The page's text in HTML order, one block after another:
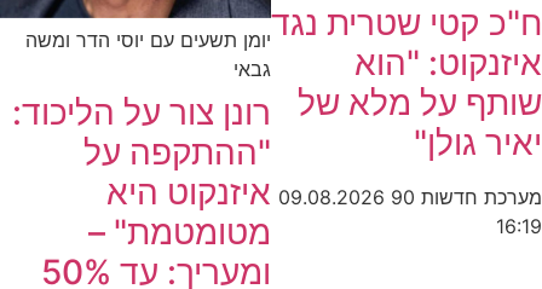
ח"כ קטי שטרית נגד
איזנקוט: "הוא
שותף על מלא של
יאיר גולן"
מערכת חדשות 90
09.08.2026
16:19
יומן תשעים עם יוסי הדר ומשה
גבאי
רונן צור על הליכוד:
"ההתקפה על
איזנקוט היא
מטומטמת" –
ומעריך: עד 50%